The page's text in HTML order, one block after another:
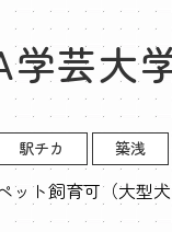
学芸大
駅チカ 築浅
ット飼育可（大型